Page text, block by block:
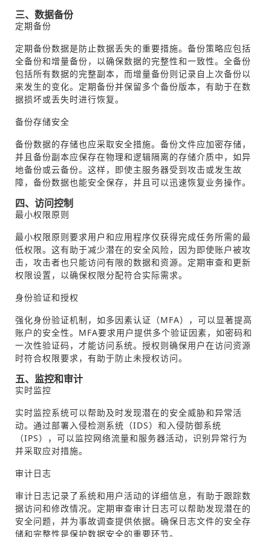
三、数据备份
定期备份
定期备份数据是防止数据丢失的重要措施。备份策略应包括
全备份和增量备份，以确保数据的完整性和一致性。全备份
包括所有数据的完整副本，而增量备份则记录自上次备份以
来发生的变化。定期备份并保留多个备份版本，有助于在数
据损坏或丢失时进行恢复。
备份存储安全
备份数据的存储也应采取安全措施。备份文件应加密存储，
并且备份副本应保存在物理和逻辑隔离的存储介质中，如异
地备份或云备份。这样，即使主服务器受到攻击或发生故
障，备份数据也能安全保存，并且可以迅速恢复业务操作。
四、访问控制
最小权限原则
最小权限原则要求用户和应用程序仅获得完成任务所需的最
低权限。这有助于减少潜在的安全风险，因为即使账户被攻
击，攻击者也只能访问有限的数据和资源。定期审查和更新
权限设置，以确保权限分配符合实际需求。
身份验证和授权
强化身份验证机制，如多因素认证（MFA），可以显著提高
账户的安全性。MFA要求用户提供多个验证因素，如密码和
一次性验证码，才能访问系统。授权则确保用户在访问资源
时符合权限要求，有助于防止未授权访问。
五、监控和审计
实时监控
实时监控系统可以帮助及时发现潜在的安全威胁和异常活
动。通过部署入侵检测系统（IDS）和入侵防御系统
（IPS），可以监控网络流量和服务器活动，识别异常行为
并采取应对措施。
审计日志
审计日志记录了系统和用户活动的详细信息，有助于跟踪数
据访问和修改情况。定期审查审计日志可以帮助发现潜在的
安全问题，并为事故调查提供依据。确保日志文件的安全存
储和完整性是保护数据安全的重要环节。